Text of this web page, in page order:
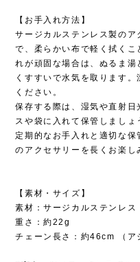
【お手入れ方法】
サージカルステンレス製の
で、柔らかい布で軽く拭く
れが頑固な場合は、ぬるま湯
くすすいで水気を取ります
ください。
保存する際は、湿気や直射日
スや袋に入れて保管しましょ
定期的なお手入れと適切な
のアクセサリーを長くお楽し
【素材・サイズ】
素材：サージカルステンレス
重さ：約22g
チェーン長さ：約46cm （ア